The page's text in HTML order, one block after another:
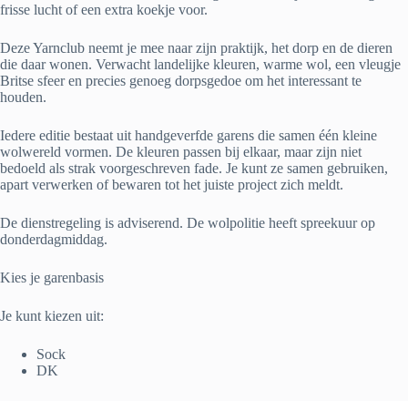
frisse lucht of een extra koekje voor.
Deze Yarnclub neemt je mee naar zijn praktijk, het dorp en de dieren
die daar wonen. Verwacht landelijke kleuren, warme wol, een vleugje
Britse sfeer en precies genoeg dorpsgedoe om het interessant te
houden.
Iedere editie bestaat uit handgeverfde garens die samen één kleine
wolwereld vormen. De kleuren passen bij elkaar, maar zijn niet
bedoeld als strak voorgeschreven fade. Je kunt ze samen gebruiken,
apart verwerken of bewaren tot het juiste project zich meldt.
De dienstregeling is adviserend. De wolpolitie heeft spreekuur op
donderdagmiddag.
Kies je garenbasis
Je kunt kiezen uit:
Sock
DK